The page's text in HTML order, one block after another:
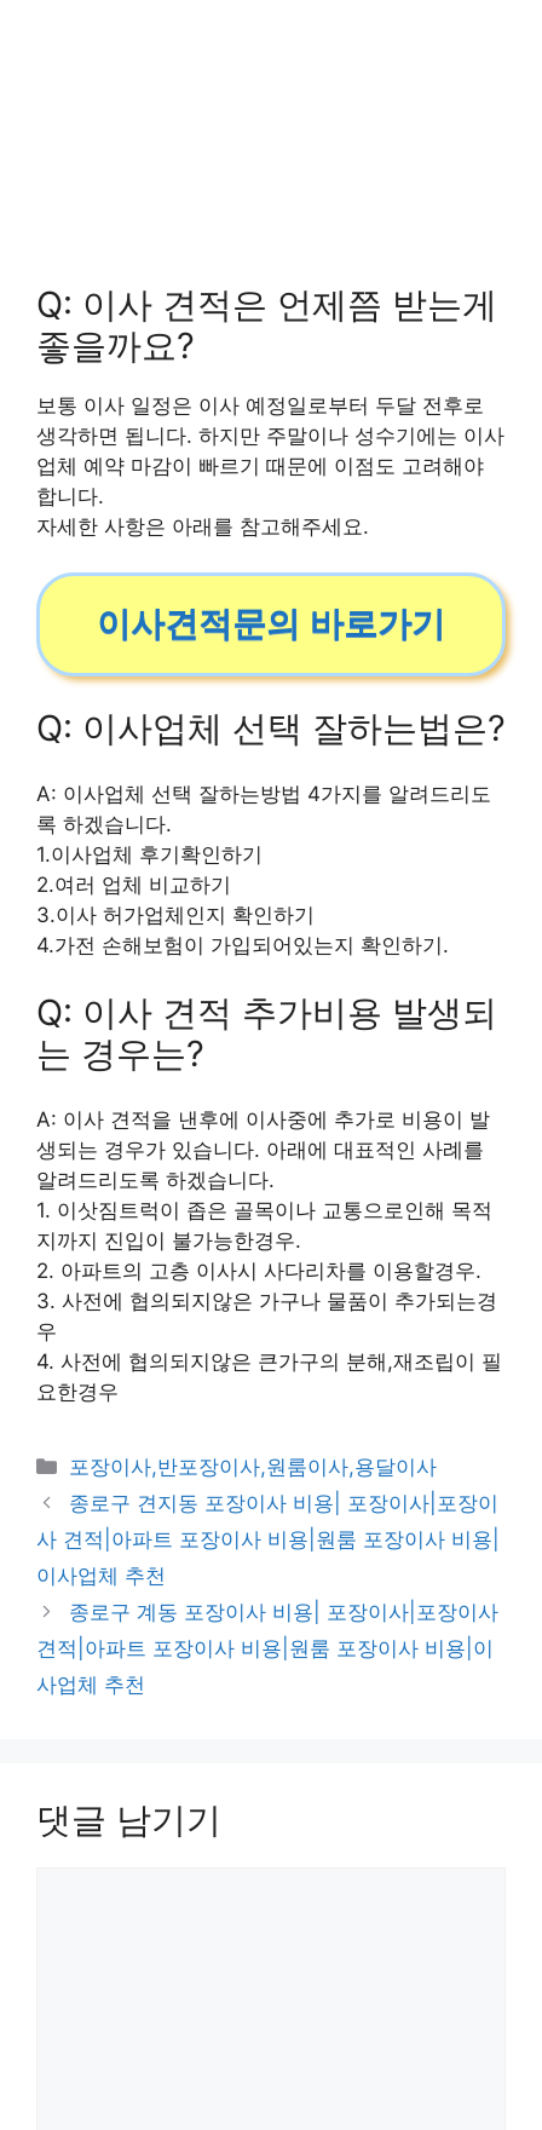
Q: 이사 견적은 언제쯤 받는게
좋을까요?
보통 이사 일정은 이사 예정일로부터 두달 전후로
생각하면 됩니다. 하지만 주말이나 성수기에는 이사
업체 예약 마감이 빠르기 때문에 이점도 고려해야
합니다.
자세한 사항은 아래를 참고해주세요.
이사견적문의 바로가기
Q: 이사업체 선택 잘하는법은?
A: 이사업체 선택 잘하는방법 4가지를 알려드리도
록 하겠습니다.
1.이사업체 후기확인하기
2.여러 업체 비교하기
3.이사 허가업체인지 확인하기
4.가전 손해보험이 가입되어있는지 확인하기.
Q: 이사 견적 추가비용 발생되
는 경우는?
A: 이사 견적을 낸후에 이사중에 추가로 비용이 발
생되는 경우가 있습니다. 아래에 대표적인 사례를
알려드리도록 하겠습니다.
1. 이삿짐트럭이 좁은 골목이나 교통으로인해 목적
지까지 진입이 불가능한경우.
2. 아파트의 고층 이사시 사다리차를 이용할경우.
3. 사전에 협의되지않은 가구나 물품이 추가되는경
우
4. 사전에 협의되지않은 큰가구의 분해,재조립이 필
요한경우
카
테
리
포장이사,반포장이사,원룸이사,용달이사
종로구 견지동 포장이사 비용| 포장이사|포장이
사 견적|아파트 포장이사 비용|원룸 포장이사 비용|
이사업체 추천
종로구 계동 포장이사 비용| 포장이사|포장이사
견적|아파트 포장이사 비용|원룸 포장이사 비용|이
사업체 추천
댓글 남기기